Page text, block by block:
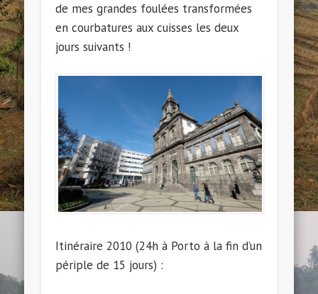
de mes grandes foulées transformées
en courbatures aux cuisses les deux
jours suivants !
Itinéraire 2010 (24h à Porto à la fin d’un
périple de 15 jours) :